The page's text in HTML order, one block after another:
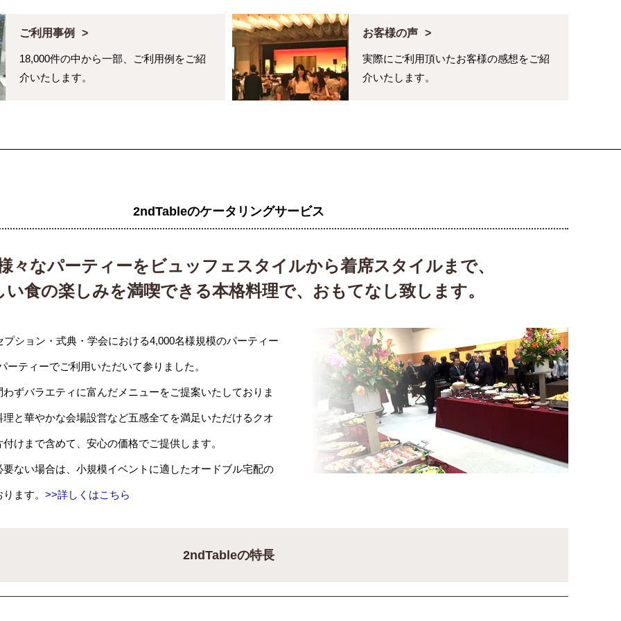
ご利用事例
18,000件の中から一部、ご利用例をご紹
介いたします。
お客様の声
実際にご利用頂いたお客様の感想をご紹
介いたします。
2ndTableのケータリングサービス
々なパーティーをビュッフェスタイルから着席スタイルまで、
い食の楽しみを満喫できる本格料理で、おもてなし致します。
ション・式典・学会における4,000名様規模のパーティー
ーティーでご利用いただいて参りました。
ずバラエティに富んだメニューをご提案いたしておりま
と華やかな会場設営など五感全てを満足いただけるクオ
けまで含めて、安心の価格でご提供します。
ない場合は、小規模イベントに適したオードブル宅配の
ます。 >>詳しくはこちら
2ndTableの特長